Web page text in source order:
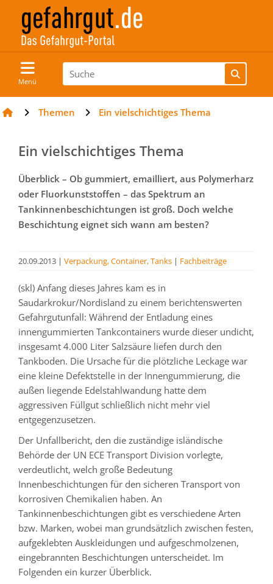
Menü
Themen Ein vielschichtiges Thema
Ein vielschichtiges Thema
Überblick – Ob gummiert, emailliert, aus Polymerharz
oder Fluorkunststoffen – das Spektrum an
Tankinnenbeschichtungen ist groß. Doch welche
Beschichtung eignet sich wann am besten?
20.09.2013 | Verpackung, Container, Tanks | Fachbeiträge
(skl) Anfang dieses Jahres kam es in
Saudarkrokur/Nordisland zu einem berichtenswerten
Gefahrgutunfall: Während der Entladung eines
innengummierten Tankcontainers wurde dieser undicht,
insgesamt 4.000 Liter Salzsäure liefen durch den
Tankboden. Die Ursache für die plötzliche Leckage war
eine kleine Defektstelle in der Innengummierung, die
außen liegende Edelstahlwandung hatte dem
aggressiven Füllgut schließlich nicht mehr viel
entgegenzusetzen.
Der Unfallbericht, den die zuständige isländische
Behörde der UN ECE Transport Division vorlegte,
verdeutlicht, welch große Bedeutung
Innenbeschichtungen für den sicheren Transport von
korrosiven Chemikalien haben. An
Tankinnenbeschichtungen gibt es verschiedene Arten
bzw. Marken, wobei man grundsätzlich zwischen festen,
aufgeklebten Auskleidungen und aufgeschmolzenen,
eingebrannten Beschichtungen unterscheidet. Im
Folgenden ein kurzer Überblick.